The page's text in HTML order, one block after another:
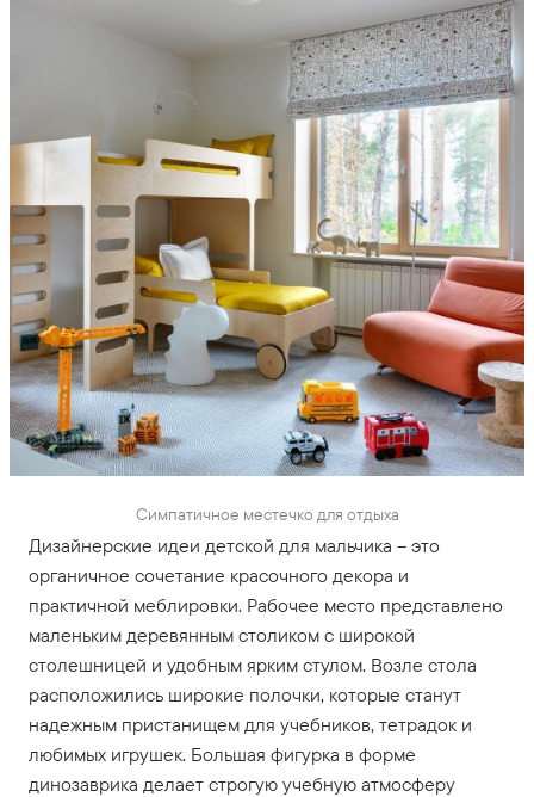
Симпатичное местечко для отдыха
Дизайнерские идеи детской для мальчика – это
органичное сочетание красочного декора и
практичной меблировки. Рабочее место представлено
маленьким деревянным столиком с широкой
столешницей и удобным ярким стулом. Возле стола
расположились широкие полочки, которые станут
надежным пристанищем для учебников, тетрадок и
любимых игрушек. Большая фигурка в форме
динозаврика делает строгую учебную атмосферу